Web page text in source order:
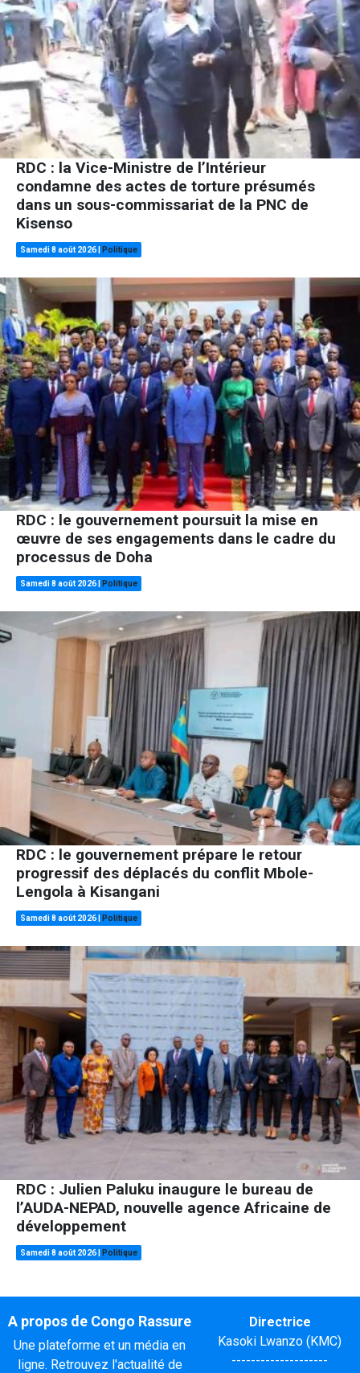
RDC : la Vice-Ministre de l’Intérieur
condamne des actes de torture présumés
dans un sous-commissariat de la PNC de
Kisenso
Samedi 8 août 2026 Politique
RDC : le gouvernement poursuit la mise en
œuvre de ses engagements dans le cadre du
processus de Doha
Samedi 8 août 2026 Politique
RDC : le gouvernement prépare le retour
progressif des déplacés du conflit Mbole-
Lengola à Kisangani
Samedi 8 août 2026 Politique
RDC : Julien Paluku inaugure le bureau de
l’AUDA-NEPAD, nouvelle agence Africaine de
développement
Samedi 8 août 2026 Politique
A propos de Congo Rassure
Une plateforme et un média en
ligne. Retrouvez l'actualité de
Directrice
Kasoki Lwanzo (KMC)
--------------------